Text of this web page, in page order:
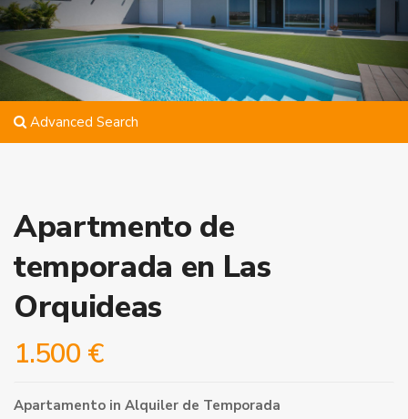
Advanced Search
Apartmento de
temporada en Las
Orquideas
1.500 €
Apartamento in Alquiler de Temporada